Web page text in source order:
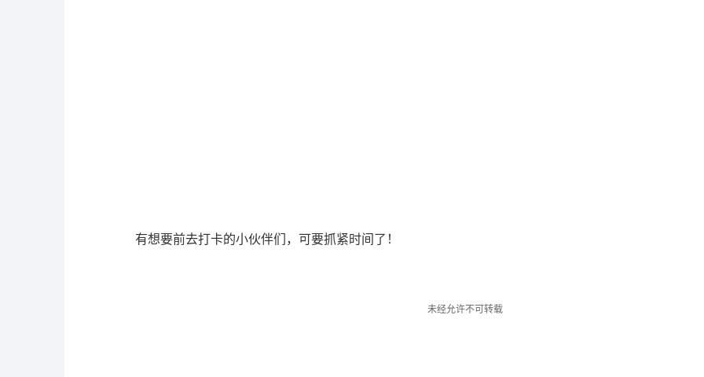
有想要前去打卡的小伙伴们，可要抓紧时间了！
未经允许不可转载